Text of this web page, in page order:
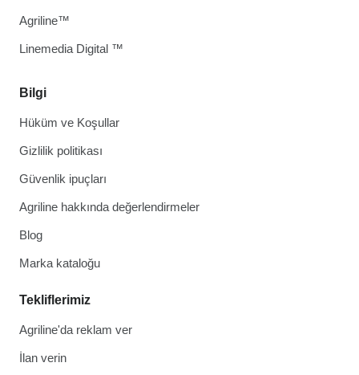
Bilgi
Hüküm ve Koşullar
Gizlilik politikası
Güvenlik ipuçları
Agriline hakkında değerlendirmeler
Blog
Marka kataloğu
Tekliflerimiz
Agriline'da reklam ver
İlan verin
Agriline™
Linemedia Digital ™